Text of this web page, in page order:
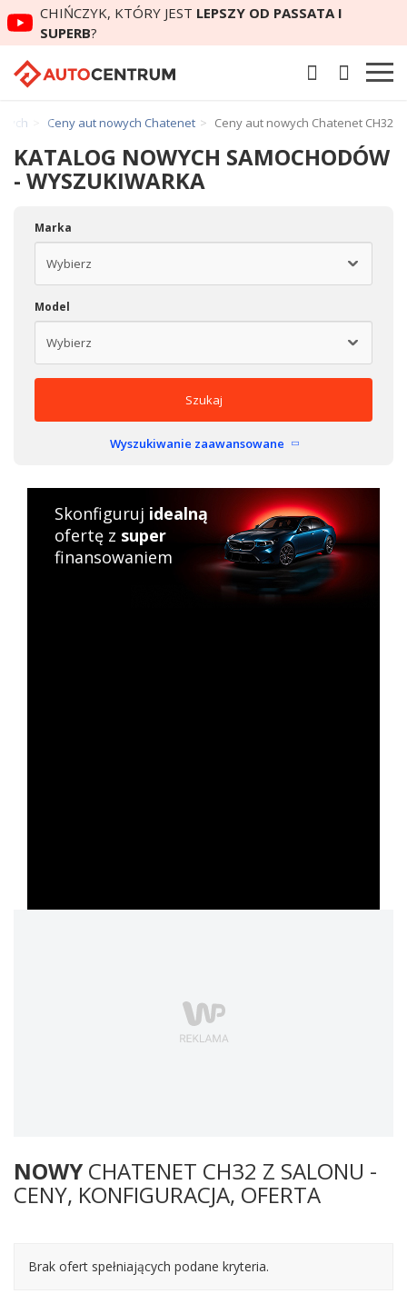
CHIŃCZYK, KTÓRY JEST LEPSZY OD PASSATA I
SUPERB?
Ceny aut nowych Chatenet Ceny aut nowych Chatenet CH32
NOWY CHATENET CH32 Z SALONU -
CENY, KONFIGURACJA, OFERTA
Brak ofert spełniających podane kryteria.
KATALOG NOWYCH SAMOCHODÓW
- WYSZUKIWARKA
Marka
Model
Szukaj
Wyszukiwanie zaawansowane
Skonfiguruj idealną
ofertę z super
finansowaniem